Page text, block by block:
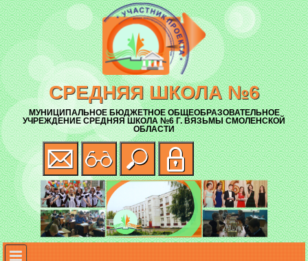
СРЕДНЯЯ ШКОЛА №6
МУНИЦИПАЛЬНОЕ БЮДЖЕТНОЕ ОБЩЕОБРАЗОВАТЕЛЬНОЕ
УЧРЕЖДЕНИЕ СРЕДНЯЯ ШКОЛА №6 Г. ВЯЗЬМЫ СМОЛЕНСКОЙ
ОБЛАСТИ